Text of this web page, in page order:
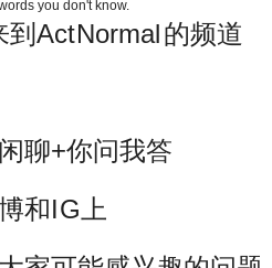
you don't know.
到 ActNormal的频道
闲聊+你问我答
和IG 上
dong_chinese